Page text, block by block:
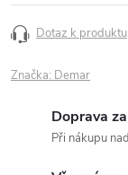
Dotaz k produktu
Značka: Demar
Doprava
Při nákupu